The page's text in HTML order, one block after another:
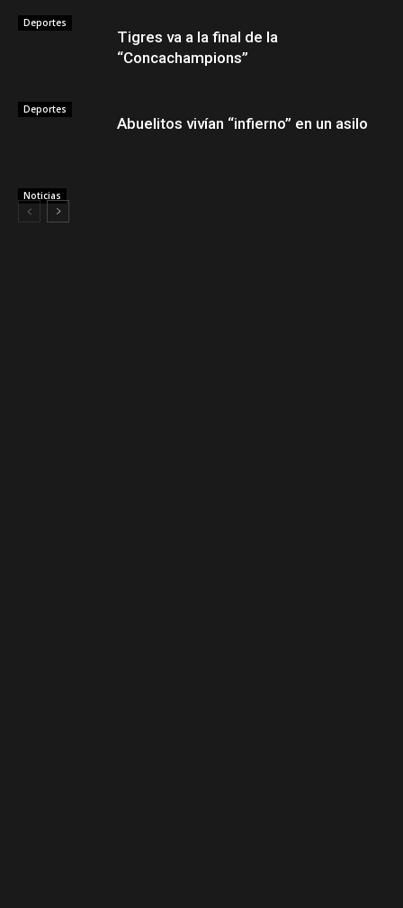
Deportes
Deportes
Tigres va a la final de la
“Concachampions”
Noticias
Abuelitos vivían “infierno” en un asilo